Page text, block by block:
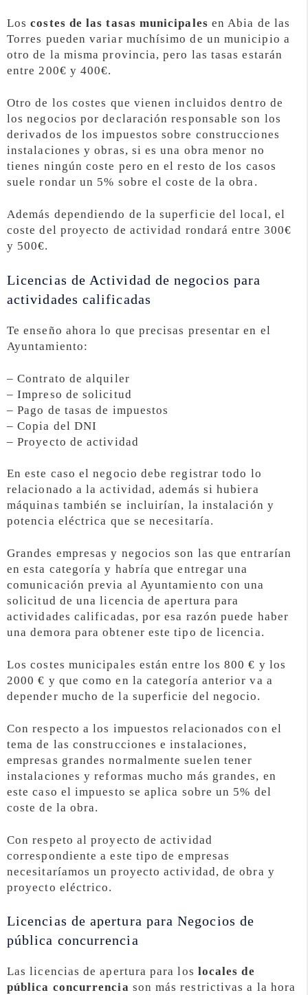
Loscostes de las tasas municipales en Abia de las
Torres pueden variar muchísimo de un municipio a
otro de la misma provincia, pero las tasas estarán
entre 200€ y 400€.
Otro de los costes que vienen incluidos dentro de
los negocios por declaración responsable son los
derivados de los impuestos sobre construcciones
instalaciones y obras, si es una obra menor no
tienes ningún coste pero en el resto de los casos
suele rondar un 5% sobre el coste de la obra.
Además dependiendo de la superficie del local, el
coste del proyecto de actividad rondará entre 300€
y 500€.
Licencias de Actividad de negocios para
actividades calificadas
Te enseño ahora lo que precisas presentar en el
Ayuntamiento:
– Contrato de alquiler
– Impreso de solicitud
– Pago de tasas de impuestos
– Copia del DNI
– Proyecto de actividad
En este caso el negocio debe registrar todo lo
relacionado a la actividad, además si hubiera
máquinas también se incluirían, la instalación y
potencia eléctrica que se necesitaría.
Grandes empresas y negocios son las que entrarían
en esta categoría y habría que entregar una
comunicación previa al Ayuntamiento con una
solicitud de una licencia de apertura para
actividades calificadas, por esa razón puede haber
una demora para obtener este tipo de licencia.
Los costes municipales están entre los 800 € y los
2000 € y que como en la categoría anterior va a
depender mucho de la superficie del negocio.
Con respecto a los impuestos relacionados con el
tema de las construcciones e instalaciones,
empresas grandes normalmente suelen tener
instalaciones y reformas mucho más grandes, en
este caso el impuesto se aplica sobre un 5% del
coste de la obra.
Con respeto al proyecto de actividad
correspondiente a este tipo de empresas
necesitaríamos un proyecto actividad, de obra y
proyecto eléctrico.
Licencias de apertura para Negocios de
pública concurrencia
Las licencias de apertura para los locales de
pública concurrencia son más restrictivas a la hora